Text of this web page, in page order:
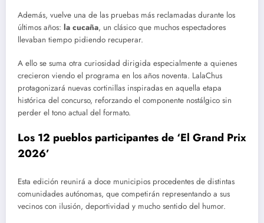
Además, vuelve una de las pruebas más reclamadas durante los
últimos años: la cucaña, un clásico que muchos espectadores
llevaban tiempo pidiendo recuperar.
A ello se suma otra curiosidad dirigida especialmente a quienes
crecieron viendo el programa en los años noventa. LalaChus
protagonizará nuevas cortinillas inspiradas en aquella etapa
histórica del concurso, reforzando el componente nostálgico sin
perder el tono actual del formato.
Los 12 pueblos participantes de ‘El Grand Prix
2026’
Esta edición reunirá a doce municipios procedentes de distintas
comunidades autónomas, que competirán representando a sus
vecinos con ilusión, deportividad y mucho sentido del humor.